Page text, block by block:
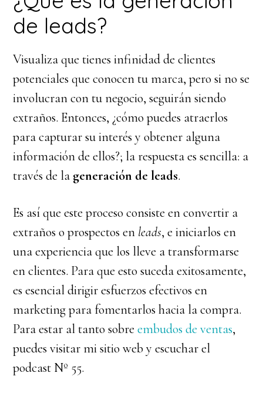
de leads?
Visualiza que tienes infinidad de clientes
potenciales que conocen tu marca, pero si no se
involucran con tu negocio, seguirán siendo
extraños. Entonces, ¿cómo puedes atraerlos
para capturar su interés y obtener alguna
información de ellos?; la respuesta es sencilla: a
través de la generación de leads.
Es así que este proceso consiste en convertir a
extraños o prospectos en leads, e iniciarlos en
una experiencia que los lleve a transformarse
en clientes. Para que esto suceda exitosamente,
es esencial dirigir esfuerzos efectivos en
marketing para fomentarlos hacia la compra.
Para estar al tanto sobreembudos de ventas,
puedes visitar mi sitio web y escuchar el
podcast Nº 55.